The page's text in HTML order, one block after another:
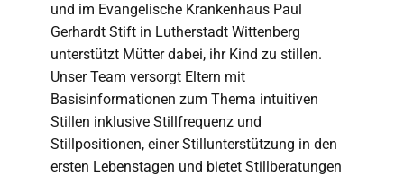
und im Evangelische Krankenhaus Paul
Gerhardt Stift in Lutherstadt Wittenberg
unterstützt Mütter dabei, ihr Kind zu stillen.
Unser Team versorgt Eltern mit
Basisinformationen zum Thema intuitiven
Stillen inklusive Stillfrequenz und
Stillpositionen, einer Stillunterstützung in den
ersten Lebenstagen und bietet Stillberatungen